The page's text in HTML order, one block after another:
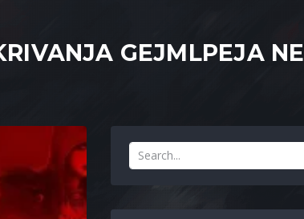
GEJMLPEJA NE